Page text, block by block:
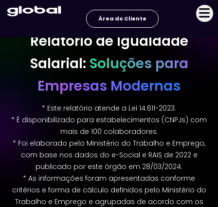
para
conteúdo
Área do Cliente
Relatório de Igualdade
Salarial: Soluções para
Empresas Modernas
* Este relatório atende a Lei 14.611-2023.
* É disponibilizado para estabelecimentos (CNPJs) com
mais de 100 colaboradores.
* Foi elaborado pelo Ministério do Trabalho e Emprego,
com base nos dados do e-Social e RAIS de 2022 e
publicado por este órgão em 28/03/2024.
* As informações foram apresentadas conforme
critérios e forma de cálculo definidos pelo Ministério do
Trabalho e Emprego e agrupadas de acordo com os